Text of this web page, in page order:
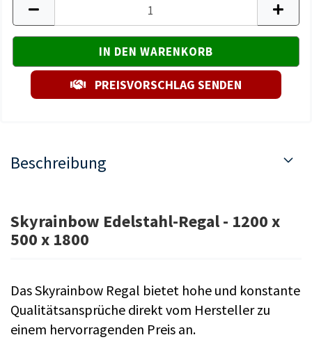
PREISVORSCHLAG SENDEN
Beschreibung
Skyrainbow Edelstahl-Regal - 1200 x
500 x 1800
Das Skyrainbow Regal bietet hohe und konstante
Qualitätsansprüche direkt vom Hersteller zu
einem hervorragenden Preis an.